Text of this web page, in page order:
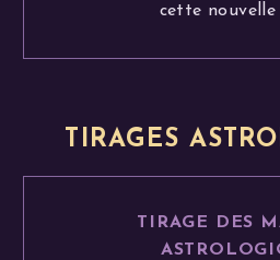
cette nouvelle
TIRAGES
TIRAGE DES